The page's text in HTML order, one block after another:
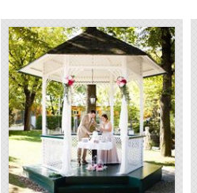
Volat pro zjištění ceny